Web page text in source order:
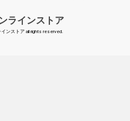
ラインストア
ンストア all rights reserved.